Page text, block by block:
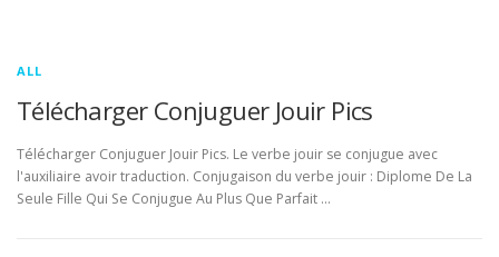
ALL
Télécharger Conjuguer Jouir Pics
Télécharger Conjuguer Jouir Pics. Le verbe jouir se conjugue avec
l'auxiliaire avoir traduction. Conjugaison du verbe jouir : Diplome De La
Seule Fille Qui Se Conjugue Au Plus Que Parfait …